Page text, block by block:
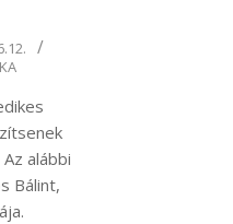
alábbi
Bálint,